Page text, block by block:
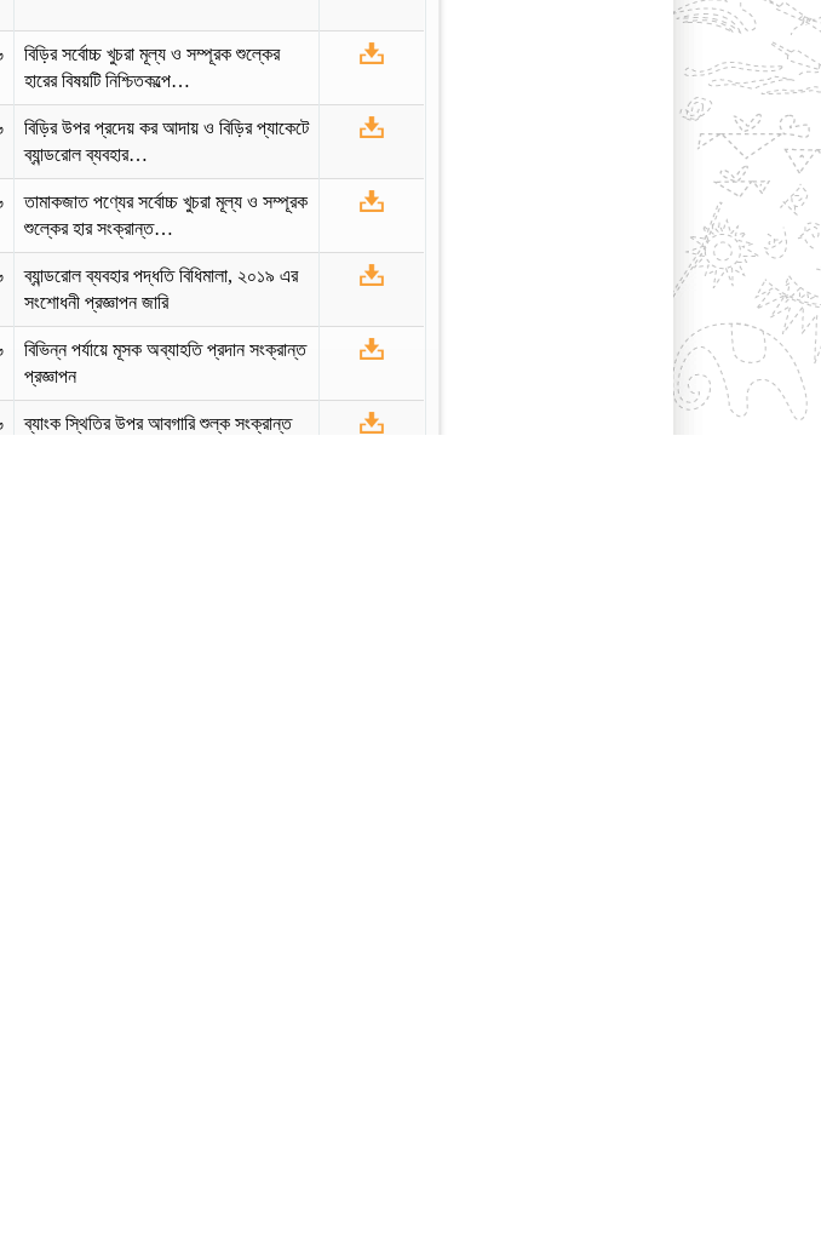
বিড়ির সর্বোচ্চ খুচরা মূল্য ও সম্পূরক শুল্কের
হারের বিষয়টি নিশ্চিতকল্পে…
বিড়ির উপর প্রদেয় কর আদায় ও বিড়ির প্যাকেটে
ব্যান্ডরোল ব্যবহার…
তামাকজাত পণ্যের সর্বোচ্চ খুচরা মূল্য ও সম্পূরক
শুল্কের হার সংক্রান্ত…
ব্যান্ডরোল ব্যবহার পদ্ধতি বিধিমালা, ২০১৯ এর
সংশোধনী প্রজ্ঞাপন জারি
বিভিন্ন পর্যায়ে মূসক অব্যাহতি প্রদান সংক্রান্ত
প্রজ্ঞাপন
ব্যাংক স্থিতির উপর আবগারি শুল্ক সংক্রান্ত